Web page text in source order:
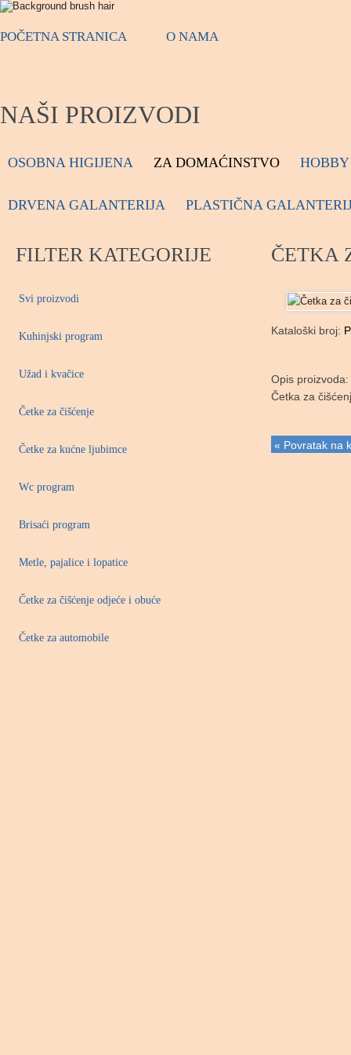
POČETNA STRANICA O NAMA
NAŠI PROIZVODI
OSOBNA HIGIJENA ZA DOMAĆINSTVO
DRVENA GALANTERIJA PLASTIČNA
FILTER KATEGORIJE
Svi proizvodi
Kuhinjski program
Užad i kvačice
Četke za čišćenje
Četke za kućne ljubimce
Wc program
Brisaći program
Metle, pajalice i lopatice
Četke za čišćenje odjeće i obuće
Četke za automobile
ČETKA
Kataloški broj:
Opis proizvoda:
Četka za
« Povratak na